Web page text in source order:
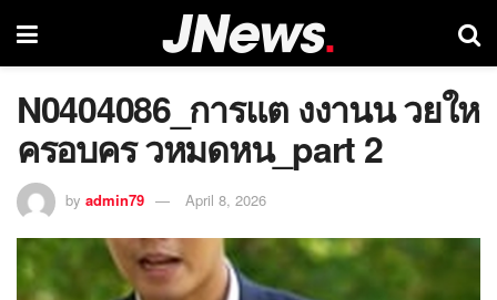
N0404086_การแต งงานน วยให
ครอบคร วหมดหน_part 2
by admin79 April 8, 2026